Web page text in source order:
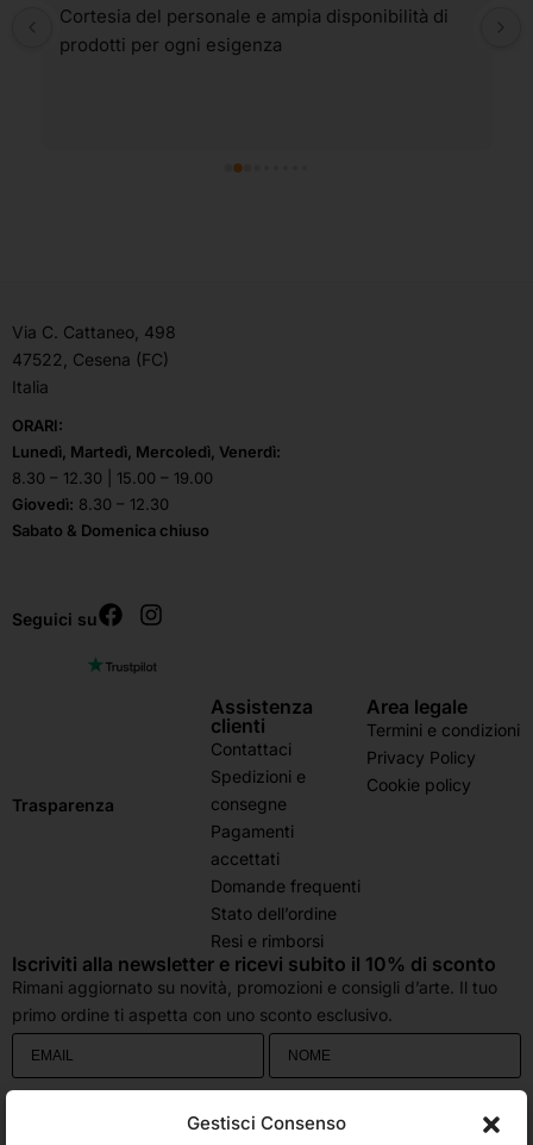
Gestisci Consenso
Cortesia del personale e ampia disponibilità di
prodotti per ogni esigenza
Via C. Cattaneo, 498
47522, Cesena (FC)
Italia
ORARI:
Lunedì, Martedì, Mercoledì, Venerdì:
8.30 – 12.30 | 15.00 – 19.00
Giovedì: 8.30 – 12.30
Sabato & Domenica chiuso
Seguici su
Trasparenza
Assistenza
clienti
Contattaci
Spedizioni e
consegne
Pagamenti
accettati
Domande frequenti
Stato dell’ordine
Resi e rimborsi
Area legale
Termini e condizioni
Privacy Policy
Cookie policy
Iscriviti alla newsletter e ricevi subito il 10% di sconto
Rimani aggiornato su novità, promozioni e consigli d’arte. Il tuo
primo ordine ti aspetta con uno sconto esclusivo.
accetti che i dati personali da te forniti vengano trasferiti a Brevo per il